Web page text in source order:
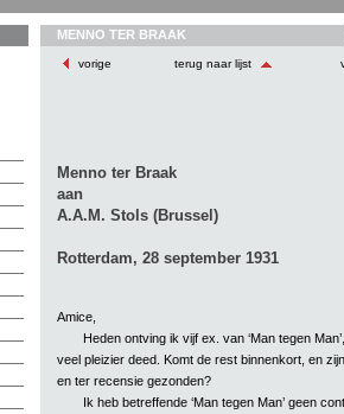
MENNO TER BRAAK
vorige terug naar lijst
Menno ter Braak
aan
A.A.M. Stols (Brussel)
Rotterdam, 28 september 1931
Amice,
Heden ontving ik vijf ex. van ‘Man tegen
veel pleizier deed. Komt de rest binnenkort, en
en ter recensie gezonden?
Ik heb betreffende ‘Man tegen Man’ geen